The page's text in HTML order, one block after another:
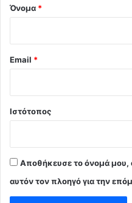
Όνομα *
Email *
Ιστότοπος
Αποθήκευσε το όνομά μου,
αυτόν τον πλοηγό για την